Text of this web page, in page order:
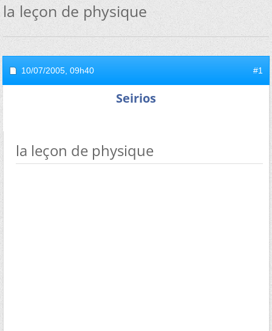
la leçon de physique
10/07/2005, 09h40 #1
Seirios
la leçon de physique